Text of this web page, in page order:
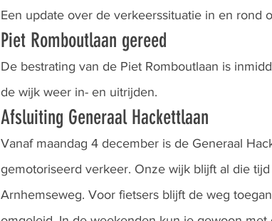
Een update over de verkeerssituatie in en rond
Piet Romboutlaan gereed
De bestrating van de Piet Romboutlaan is
de wijk weer in- en uitrijden.
Afsluiting Generaal Hackettlaan
Vanaf maandag 4 december is de Generaal
gemotoriseerd verkeer. Onze wijk blijft al die
Arnhemseweg. Voor fietsers blijft de weg